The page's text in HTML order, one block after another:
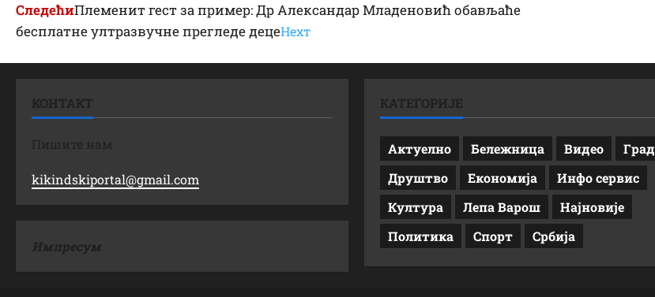
СледећиПлеменит гест за пример: Др Александар Младеновић обављаће
бесплатне ултразвучне прегледе децеНеxт
КОНТАКТ
Пишите нам
kikindskiportal@gmail.com
Импресум
КАТЕГОРИЈЕ
Актуелно Бележница Видео
Град
Друштво
Економија
Инфо сервис
Култура
Лепа Варош
Најновије
Политика
Спорт Србија